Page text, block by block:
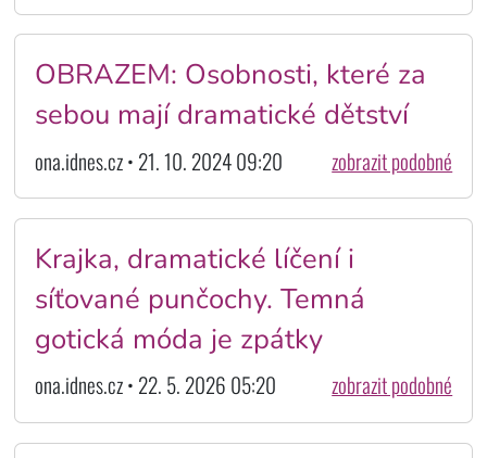
OBRAZEM: Osobnosti, které za
sebou mají dramatické dětství
ona.idnes.cz • 21. 10. 2024 09:20 zobrazit podobné
Krajka, dramatické líčení i
síťované punčochy. Temná
gotická móda je zpátky
ona.idnes.cz • 22. 5. 2026 05:20 zobrazit podobné